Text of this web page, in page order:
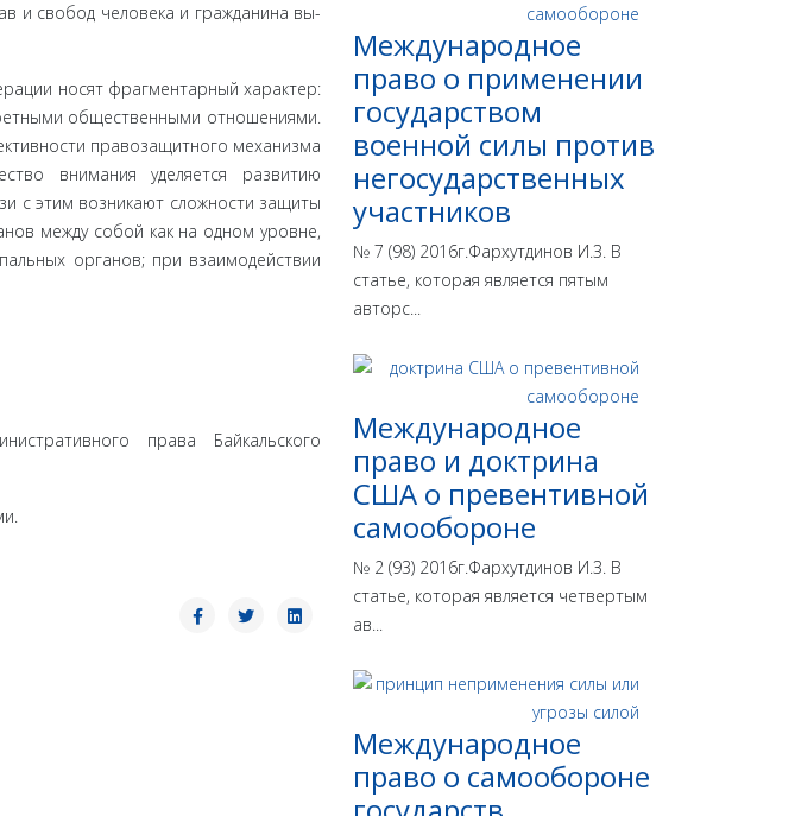
и свобод человека и гражданина вы­
носят фрагментарный ха­рактер:
общественными отно­шениями.
правозащитно­го механизма
внимания уделяется развитию
с этим возникают сложности защиты
между собой как на одном уровне,
органов; при взаимодействии
права Байкальского
Международное
право о применении
государством
военной силы против
негосударственных
участников
№ 7 (98) 2016г.Фархутдинов И.З. В
статье, которая является пятым
авторс...
Международное
право и доктрина
США о превентивной
самообороне
№ 2 (93) 2016г.Фархутдинов И.З. В
статье, которая является четвертым
ав...
Международное
право о самообороне